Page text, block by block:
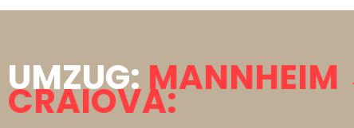
UMZUG:MANNHEIM
CRAIOVA: